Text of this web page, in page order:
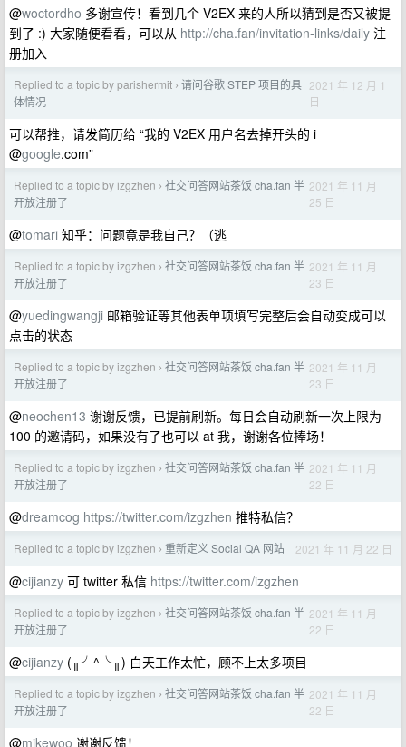
@woctordho 多谢宣传！看到几个 V2EX 来的人所以猜到是否又被提
到了 :) 大家随便看看，可以从 http://cha.fan/invitation-links/daily 注
册加入
Replied to a topic by parishermit › 请问谷歌 STEP 项目的具
体情况
2021 年 12 月 1
日
可以帮推，请发简历给 “我的 V2EX 用户名去掉开头的 i
@google.com”
Replied to a topic by izgzhen › 社交问答网站茶饭 cha.fan 半
开放注册了
2021 年 11 月
25 日
@tomari 知乎：问题竟是我自己？（逃
Replied to a topic by izgzhen › 社交问答网站茶饭 cha.fan 半
开放注册了
2021 年 11 月
23 日
@yuedingwangji 邮箱验证等其他表单项填写完整后会自动变成可以
点击的状态
Replied to a topic by izgzhen › 社交问答网站茶饭 cha.fan 半
开放注册了
2021 年 11 月
23 日
@neochen13 谢谢反馈，已提前刷新。每日会自动刷新一次上限为
100 的邀请码，如果没有了也可以 at 我，谢谢各位捧场！
Replied to a topic by izgzhen › 社交问答网站茶饭 cha.fan 半
开放注册了
2021 年 11 月
22 日
@dreamcog https://twitter.com/izgzhen 推特私信？
Replied to a topic by izgzhen › 重新定义 Social QA 网站 2021 年 11 月 22 日
@cijianzy 可 twitter 私信 https://twitter.com/izgzhen
Replied to a topic by izgzhen › 社交问答网站茶饭 cha.fan 半
开放注册了
2021 年 11 月
22 日
@cijianzy (╥╯^╰╥) 白天工作太忙，顾不上太多项目
Replied to a topic by izgzhen › 社交问答网站茶饭 cha.fan 半
开放注册了
2021 年 11 月
22 日
@mikewoo 谢谢反馈！